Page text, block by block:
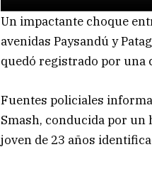
Un impactante choque
avenidas Paysandú y
quedó registrado por una
Fuentes policiales
Smash, conducida por un
joven de 23 años